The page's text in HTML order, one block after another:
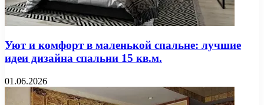
Уют и комфорт в маленькой спальне: лучшие
идеи дизайна спальни 15 кв.м.
01.06.2026